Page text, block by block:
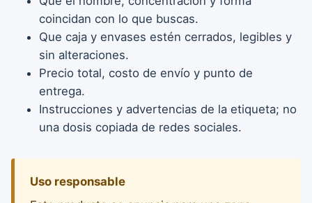
coincidan con lo que buscas.
Que caja y envases estén cerrados, legibles y
sin alteraciones.
Precio total, costo de envío y punto de
entrega.
Instrucciones y advertencias de la etiqueta; no
una dosis copiada de redes sociales.
Uso responsable